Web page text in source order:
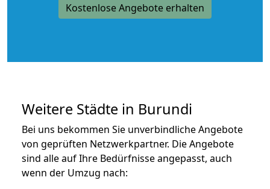
Kostenlose Angebote erhalten
Weitere Städte in Burundi
Bei uns bekommen Sie unverbindliche Angebote
von geprüften Netzwerkpartner. Die Angebote
sind alle auf Ihre Bedürfnisse angepasst, auch
wenn der Umzug nach: